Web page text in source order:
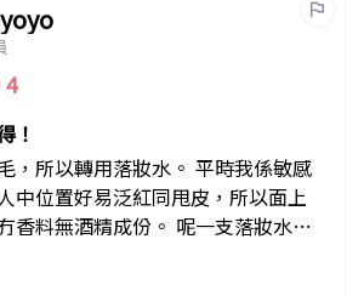
4
！
，所以轉用落妝水。 平時我係敏感
中位置好易泛紅同甩皮，所以面上
香料無酒精成份。 呢一支落妝水不
且用完唔會覺得塊面好乾，最重要